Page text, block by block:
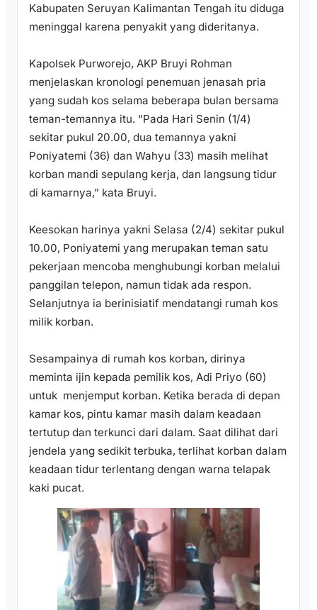
Kabupaten Seruyan Kalimantan Tengah itu diduga
meninggal karena penyakit yang dideritanya.
Kapolsek Purworejo, AKP Bruyi Rohman
menjelaskan kronologi penemuan jenasah pria
yang sudah kos selama beberapa bulan bersama
teman-temannya itu. “Pada Hari Senin (1/4)
sekitar pukul 20.00, dua temannya yakni
Poniyatemi (36) dan Wahyu (33) masih melihat
korban mandi sepulang kerja, dan langsung tidur
di kamarnya,” kata Bruyi.
Keesokan harinya yakni Selasa (2/4) sekitar pukul
10.00, Poniyatemi yang merupakan teman satu
pekerjaan mencoba menghubungi korban melalui
panggilan telepon, namun tidak ada respon.
Selanjutnya ia berinisiatif mendatangi rumah kos
milik korban.
Sesampainya di rumah kos korban, dirinya
meminta ijin kepada pemilik kos, Adi Priyo (60)
untuk menjemput korban. Ketika berada di depan
kamar kos, pintu kamar masih dalam keadaan
tertutup dan terkunci dari dalam. Saat dilihat dari
jendela yang sedikit terbuka, terlihat korban dalam
keadaan tidur terlentang dengan warna telapak
kaki pucat.